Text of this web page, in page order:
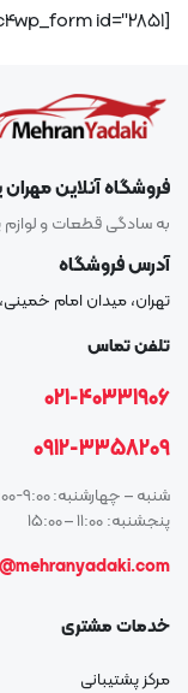
[mc4wp_form id="2851"]
فروشگاه آنلاین
به سادگی قطعات و لوازم
آدرس فروشگاه
تهران، میدان امام خمینی،
تلفن تماس
021-40331906
0912-3358209
شنبه – چهارشنبه: 9:00-20:00
پنجشنبه: 11:00 – 15:00
خدمات مشتری
مرکز پشتیبانی